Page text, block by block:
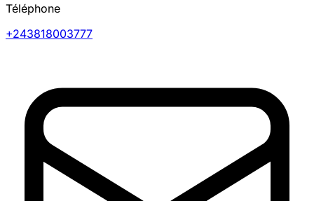
Téléphone
+243818003777